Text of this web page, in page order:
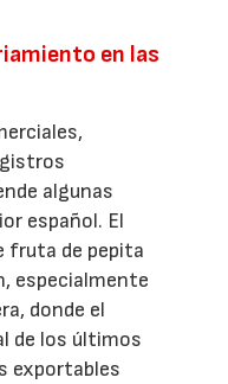
en las
algunas
español. El
fruta de pepita
especialmente
donde el
de los últimos
exportables